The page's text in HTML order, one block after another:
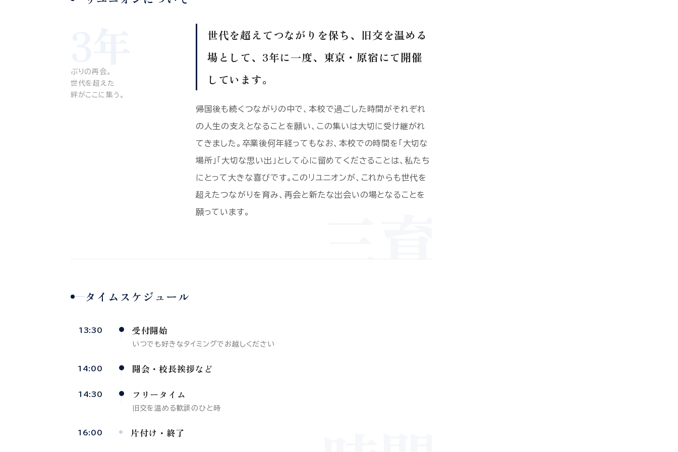
ぶりの再会。
世代を超えた
絆がここに集う。
世代を超えてつながりを保ち、旧交を温める
場として、3年に一度、東京・原宿にて開催
しています。
帰国後も続くつながりの中で、本校で過ごした時間がそれぞれ
の人生の支えとなることを願い、この集いは大切に受け継がれ
てきました。卒業後何年経ってもなお、本校での時間を「大切な
場所」「大切な思い出」として心に留めてくださることは、私たち
にとって大きな喜びです。このリユニオンが、これからも世代を
超えたつながりを育み、再会と新たな出会いの場となることを
願っています。
タイムスケジュール
13:30 受付開始
いつでも好きなタイミングでお越しください
14:00 開会・校長挨拶など
14:30 フリータイム
旧交を温める歓談のひと時
16:00 片付け・終了